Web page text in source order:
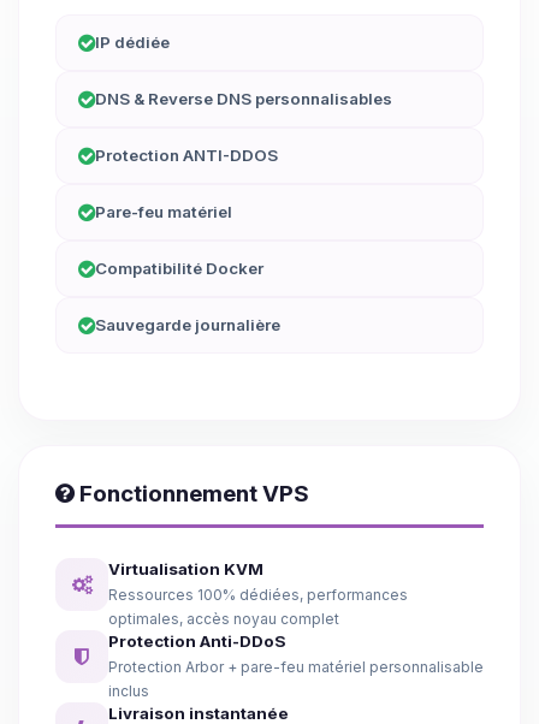
IP dédiée
DNS & Reverse DNS personnalisables
Protection ANTI-DDOS
Pare-feu matériel
Compatibilité Docker
Sauvegarde journalière
Fonctionnement VPS
Virtualisation KVM
Ressources 100% dédiées, performances
optimales, accès noyau complet
Protection Anti-DDoS
Protection Arbor + pare-feu matériel personnalisable
inclus
Livraison instantanée